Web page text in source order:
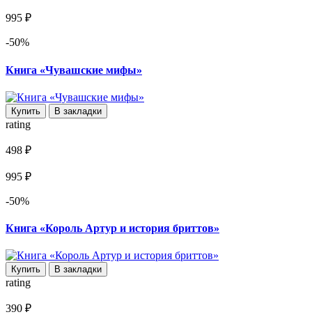
995 ₽
-50%
Книга «Чувашские мифы»
Купить В закладки
rating
498 ₽
995 ₽
-50%
Книга «Король Артур и история бриттов»
Купить В закладки
rating
390 ₽